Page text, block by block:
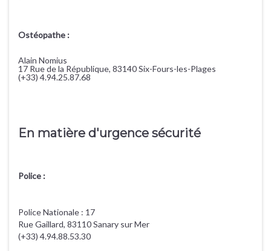
Ostéopathe :
Alain Nomius
17 Rue de la République, 83140 Six-Fours-les-Plages
(+33) 4.94.25.87.68
En matière d'urgence sécurité
Police :
Police Nationale : 17
Rue Gaillard, 83110 Sanary sur Mer
(+33) 4.94.88.53.30